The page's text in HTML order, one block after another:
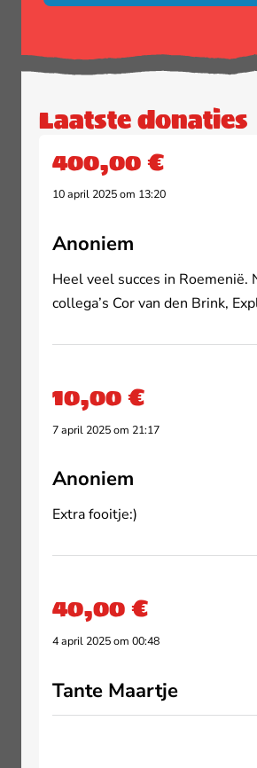
Laatste donaties
400,00 €
10 april 2025 om 13:20
Anoniem
Heel veel succes in Roemenië.
collega’s Cor van den Brink,
10,00 €
7 april 2025 om 21:17
Anoniem
Extra fooitje:)
40,00 €
4 april 2025 om 00:48
Tante Maartje